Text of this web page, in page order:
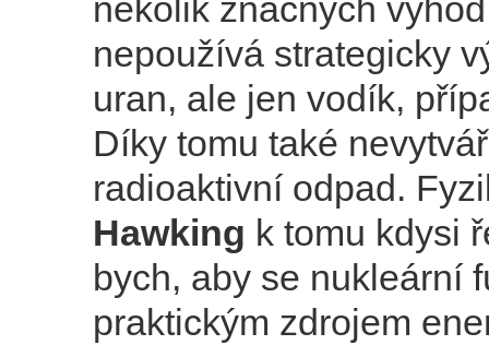
několik značných
nepoužívá strategicky
uran, ale jen vodík,
Díky tomu také
radioaktivní odpad.
Hawking k tomu kdysi
bych, aby se nukleární
praktickým zdrojem